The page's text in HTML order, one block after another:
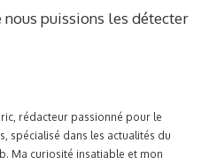
puissions les détecter
rédacteur passionné pour le
spécialisé dans les actualités du
Ma curiosité insatiable et mon